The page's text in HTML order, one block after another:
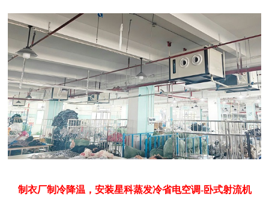
制衣厂制冷降温，安装星科蒸发冷省电空调-卧式射流机